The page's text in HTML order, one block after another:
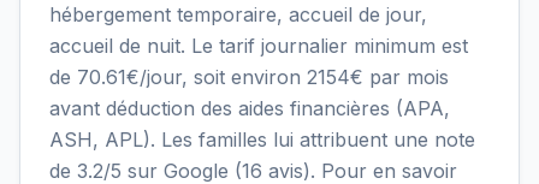
hébergement temporaire, accueil de jour,
accueil de nuit. Le tarif journalier minimum est
de 70.61€/jour, soit environ 2154€ par mois
avant déduction des aides financières (APA,
ASH, APL). Les familles lui attribuent une note
de 3.2/5 sur Google (16 avis). Pour en savoir